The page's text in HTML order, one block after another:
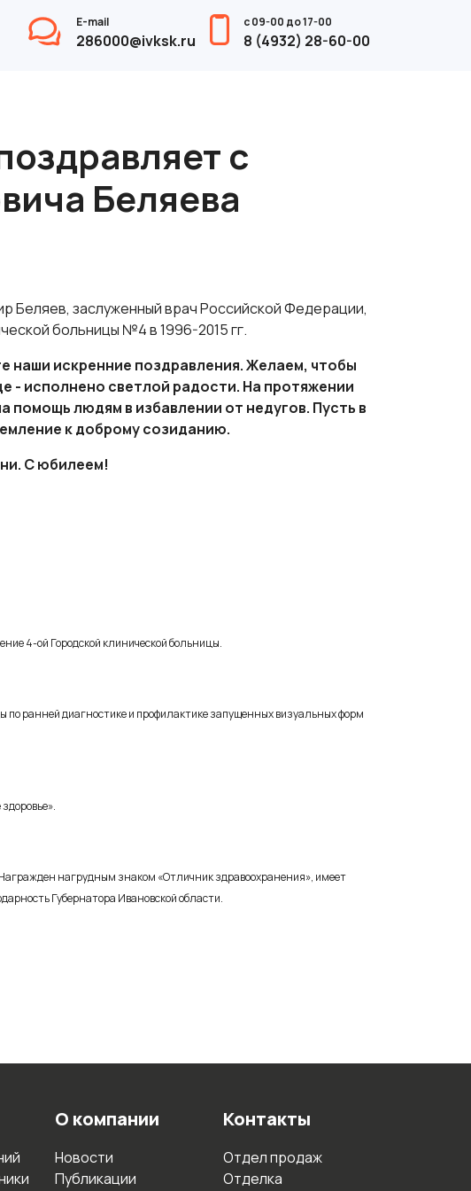
E-mail
286000@ivksk.ru
с 09-00 до 17-00
8 (4932) 28-60-00
с
Беляева
Беляев, заслуженный врач Российской Федерации,
больницы №4 в 1996-2015 гг.
наши искренние поздравления. Желаем, чтобы
- исполнено светлой радости. На протяжении
помощь людям в избавлении от недугов. Пусть в
к доброму созиданию.
С юбилеем!
4-ой Городской клинической больницы.
ранней диагностике и профилактике запущенных визуальных форм
нагрудным знаком «Отличник здравоохранения», имеет
Губернатора Ивановской области.
О компании
Новости
Публикации
Контакты
Отдел продаж
Отделка